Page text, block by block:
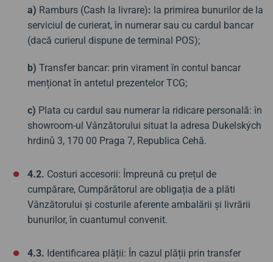
a) Ramburs (Cash la livrare): la primirea bunurilor de la
serviciul de curierat, în numerar sau cu cardul bancar
(dacă curierul dispune de terminal POS);
b) Transfer bancar: prin virament în contul bancar
menționat în antetul prezentelor TCG;
c) Plata cu cardul sau numerar la ridicare personală: în
showroom-ul Vânzătorului situat la adresa Dukelských
hrdinů 3, 170 00 Praga 7, Republica Cehă.
4.2. Costuri accesorii: Împreună cu prețul de
cumpărare, Cumpărătorul are obligația de a plăti
Vânzătorului și costurile aferente ambalării și livrării
bunurilor, în cuantumul convenit.
4.3. Identificarea plății: În cazul plății prin transfer